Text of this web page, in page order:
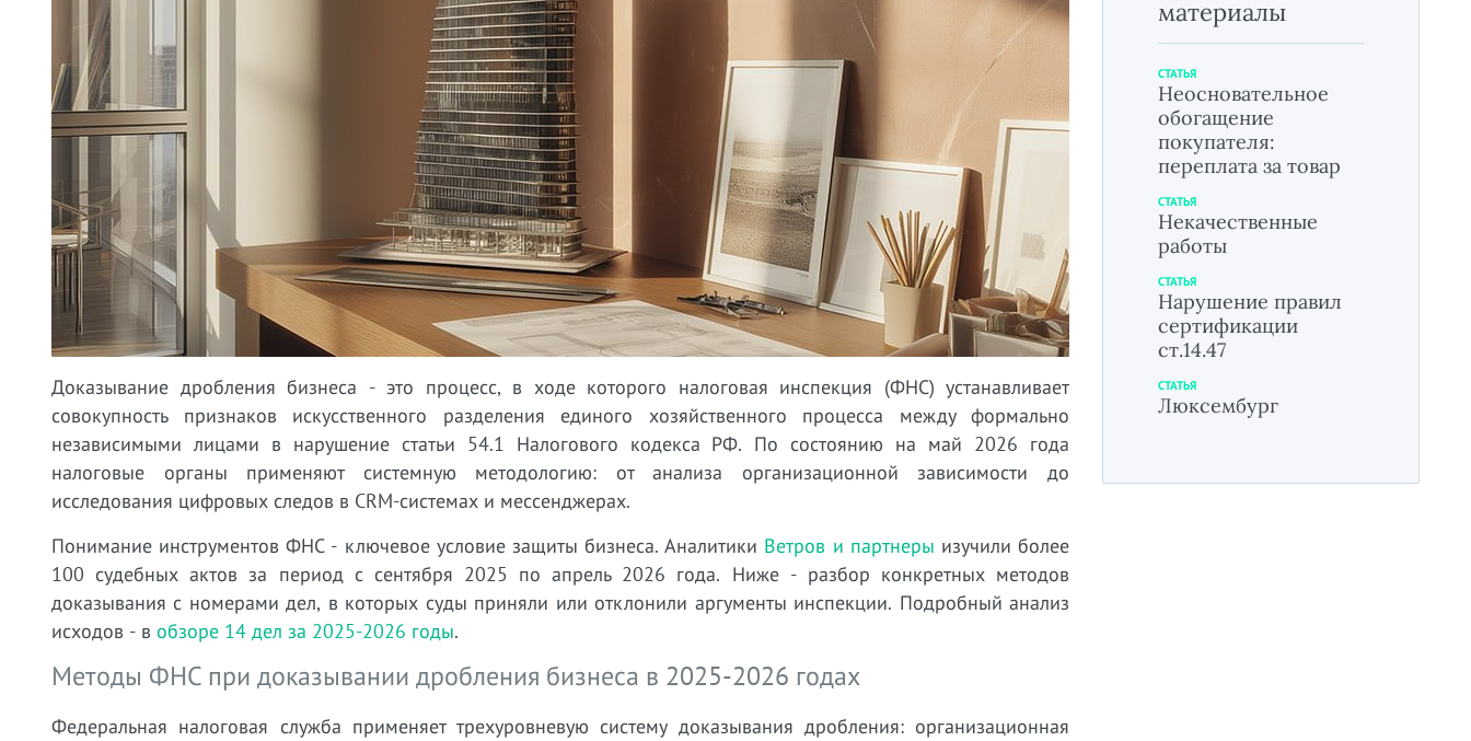
Доказывание дробления бизнеса - это процесс, в ходе которого налоговая инспекция (ФНС) устанавливает
совокупность признаков искусственного разделения единого хозяйственного процесса между формально
независимыми лицами в нарушение статьи 54.1 Налогового кодекса РФ. По состоянию на май 2026 года
налоговые органы применяют системную методологию: от анализа организационной зависимости до
исследования цифровых следов в CRM-системах и мессенджерах.
Понимание инструментов ФНС - ключевое условие защиты бизнеса. Аналитики Ветров и партнеры изучили более
100 судебных актов за период с сентября 2025 по апрель 2026 года. Ниже - разбор конкретных методов
доказывания с номерами дел, в которых суды приняли или отклонили аргументы инспекции. Подробный анализ
исходов - в обзоре 14 дел за 2025-2026 годы.
Методы ФНС при доказывании дробления бизнеса в 2025-2026 годах
Федеральная налоговая служба применяет трехуровневую систему доказывания дробления: организационная
материалы
СТАТЬЯ
Неосновательное
обогащение
покупателя:
переплата за товар
СТАТЬЯ
Некачественные
работы
СТАТЬЯ
Нарушение правил
сертификации
ст.14.47
СТАТЬЯ
Люксембург